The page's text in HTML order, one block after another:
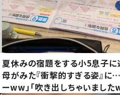
夏休みの宿題をする小5息子に
母がみた『衝撃的すぎる姿』に
ーww」「吹き出しちゃいました